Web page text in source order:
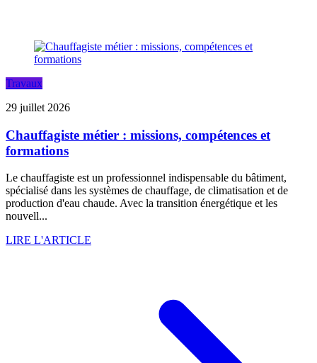
Travaux
29 juillet 2026
Chauffagiste métier : missions, compétences et
formations
Le chauffagiste est un professionnel indispensable du bâtiment,
spécialisé dans les systèmes de chauffage, de climatisation et de
production d'eau chaude. Avec la transition énergétique et les
nouvell...
LIRE L'ARTICLE